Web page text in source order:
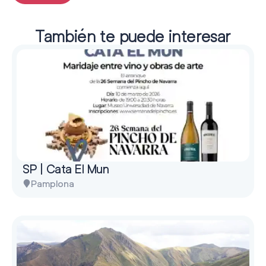
También te puede interesar
SP | Cata El Mun
Pamplona